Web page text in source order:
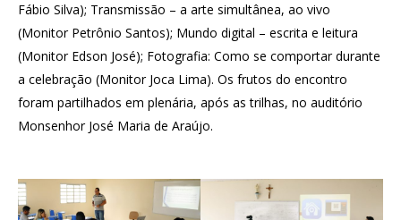
Fábio Silva); Transmissão – a arte simultânea, ao vivo
(Monitor Petrônio Santos); Mundo digital – escrita e leitura
(Monitor Edson José); Fotografia: Como se comportar durante
a celebração (Monitor Joca Lima). Os frutos do encontro
foram partilhados em plenária, após as trilhas, no auditório
Monsenhor José Maria de Araújo.